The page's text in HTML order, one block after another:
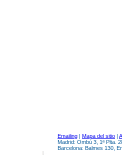
Emailing | Mapa del sitio |
Madrid: Ombú 3, 1ª Plta.
Barcelona: Balmes 130,